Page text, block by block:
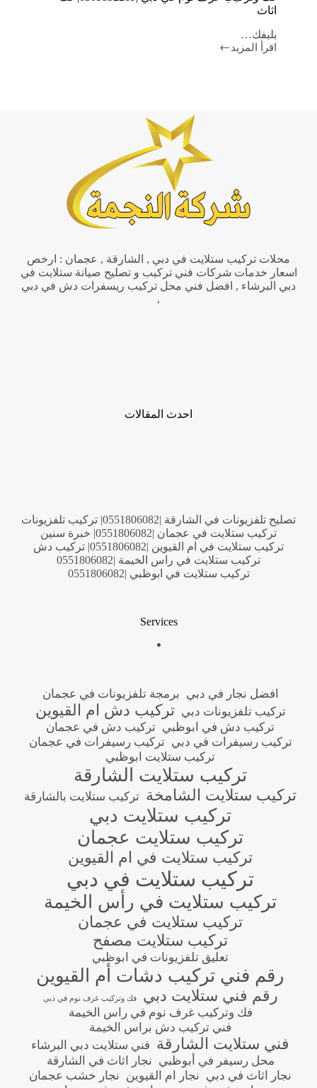
اثاث
بلبفك…
اقرأ المزيد
فك
محلات تركيب ستلايت في دبي , الشارقة , عجمان : ارخص
اسعار خدمات شركات فني تركيب و تصليح صيانة ستلايت في
دبي البرشاء , افضل فني محل تركيب ريسفرات دش في دبي
,
احدث المقالات
تصليح تلفزيونات في الشارقة |0551806082| تركيب تلفزيونات
تركيب ستلايت في عجمان |0551806082| خبرة سنين
تركيب ستلايت في ام القيوين |0551806082| تركيب دش
تركيب ستلايت في راس الخيمة |0551806082
تركيب ستلايت في ابوظبي |0551806082
Services
افضل نجار في دبي برمجة تلفزيونات في عجمان
تركيب تلفزيونات دبي تركيب دش ام القيوين
تركيب دش في ابوظبي تركيب دش في عجمان
تركيب رسيفرات في دبي تركيب رسيفرات في عجمان
تركيب ستلايت ابوظبي
تركيب ستلايت الشارقة
تركيب ستلايت الشامخة تركيب ستلايت بالشارقة
تركيب ستلايت دبي
تركيب ستلايت عجمان
تركيب ستلايت في ام القيوين
تركيب ستلايت في دبي
تركيب ستلايت في رأس الخيمة
تركيب ستلايت في عجمان
تركيب ستلايت مصفح
تعليق تلفزيونات في ابوظبي
رقم فني تركيب دشات أم القيوين
رقم فني ستلايت دبي فك وتركيب غرف نوم في دبي
فك وتركيب غرف نوم في راس الخيمة
فني تركيب دش براس الخيمة
فني ستلايت الشارقة فني ستلايت دبي البرشاء
محل رسيفر في أبوظبي نجار اثاث في الشارقة
نجار اثاث في دبي نجار ام القيوين نجار خشب عجمان